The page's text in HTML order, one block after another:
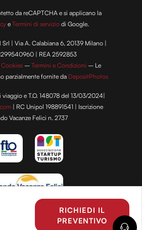
RICHIEDI IL
PREVENTIVO
da reCAPTCHA e si applicano la
eTermini di servizio di Google.
| Via A. Calabiana 6, 20139 Milano |
| REA 2592853
Cookies –Termini e Condizioni – Le
parzialmente fornite da DepositPhotos
viaggio e T.O. 148078 del 13/03/2024|
| RC Unipol 198891541 | Iscrizione
Vacanze Felici n. 2737